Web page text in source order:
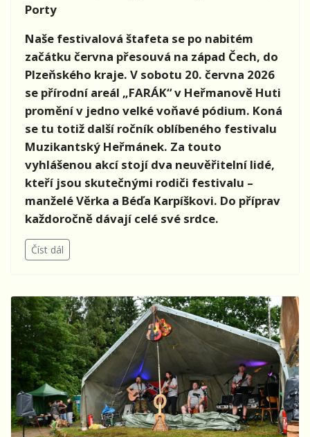
Porty
Naše festivalová štafeta se po nabitém
začátku června přesouvá na západ Čech, do
Plzeňského kraje. V sobotu 20. června 2026
se přírodní areál „FARÁK“ v Heřmanově Huti
promění v jedno velké voňavé pódium. Koná
se tu totiž další ročník oblíbeného festivalu
Muzikantský Heřmánek. Za touto
vyhlášenou akcí stojí dva neuvěřitelní lidé,
kteří jsou skutečnými rodiči festivalu –
manželé Věrka a Béďa Karpíškovi. Do příprav
každoročně dávají celé své srdce.
Číst dál